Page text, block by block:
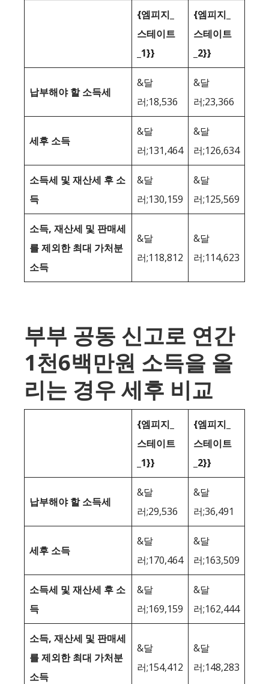
{엠피지_
스테이트
_1}}
{엠피지_
스테이트
_2}}
납부해야 할 소득세
&달
러;18,536
&달
러;23,366
세후 소득
&달
러;131,464
&달
러;126,634
소득세 및 재산세 후 소
득
&달
러;130,159
&달
러;125,569
소득, 재산세 및 판매세
를 제외한 최대 가처분
소득
&달
러;118,812
&달
러;114,623
부부 공동 신고로 연간
1천6백만원 소득을 올
리는 경우 세후 비교
{엠피지_
스테이트
_1}}
{엠피지_
스테이트
_2}}
납부해야 할 소득세
&달
러;29,536
&달
러;36,491
세후 소득
&달
러;170,464
&달
러;163,509
소득세 및 재산세 후 소
득
&달
러;169,159
&달
러;162,444
소득, 재산세 및 판매세
를 제외한 최대 가처분
소득
&달
러;154,412
&달
러;148,283